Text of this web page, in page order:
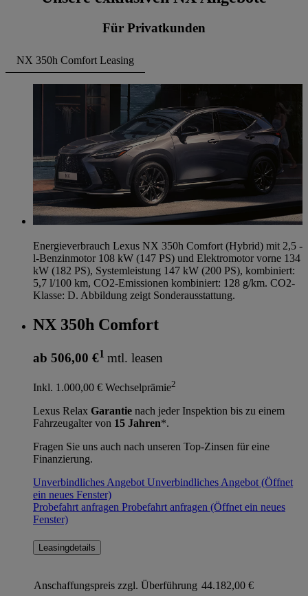
Für Privatkunden
NX 350h Comfort Leasing
Energieverbrauch Lexus NX 350h Comfort (Hybrid) mit 2,5 -
l-Benzinmotor 108 kW (147 PS) und Elektromotor vorne 134
kW (182 PS), Systemleistung 147 kW (200 PS), kombiniert:
5,7 l/100 km, CO2-Emissionen kombiniert: 128 g/km. CO2-
Klasse: D. Abbildung zeigt Sonderausstattung.
NX 350h Comfort
ab 506,00 €1 mtl. leasen
Inkl. 1.000,00 € Wechselprämie2
Lexus Relax Garantie nach jeder Inspektion bis zu einem
Fahrzeugalter von 15 Jahren*.
Fragen Sie uns auch nach unseren Top-Zinsen für eine
Finanzierung.
Unverbindliches Angebot Unverbindliches Angebot (Öffnet
ein neues Fenster)
Probefahrt anfragen Probefahrt anfragen (Öffnet ein neues
Fenster)
Leasingdetails
Anschaffungspreis zzgl. Überführung 44.182,00 €